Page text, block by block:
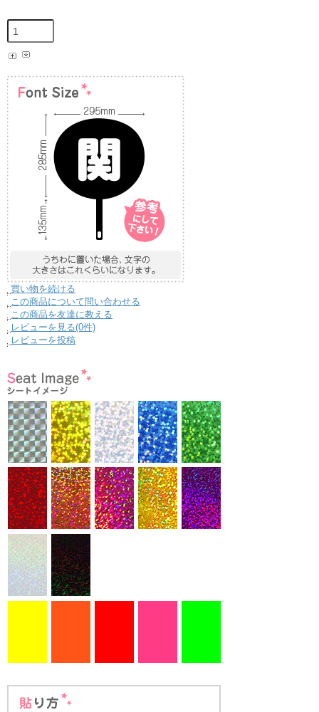
買い物を続ける
この商品について問い合わせる
この商品を友達に教える
レビューを見る(0件)
レビューを投稿